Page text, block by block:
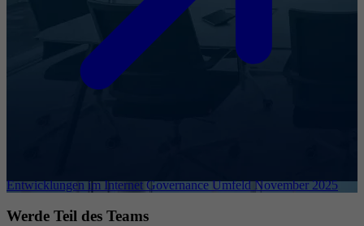
Entwicklungen im Internet Governance Umfeld November 2025
Werde Teil des Teams